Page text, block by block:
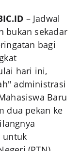
– Jadwal
bukan sekadar
bagi
hari ini,
administrasi
Baru
dua pekan ke
untuk